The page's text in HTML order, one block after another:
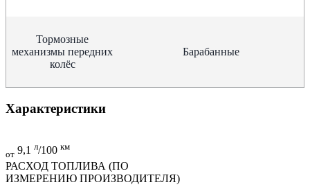
Тормозные
механизмы передних
колёс
Барабанные
Характеристики
от 9,1 л/100 км
РАСХОД ТОПЛИВА (ПО
ИЗМЕРЕНИЮ ПРОИЗВОДИТЕЛЯ)